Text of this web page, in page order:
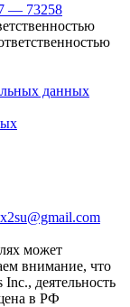
— 73258
данных
может
внимание, что
деятельность
в РФ